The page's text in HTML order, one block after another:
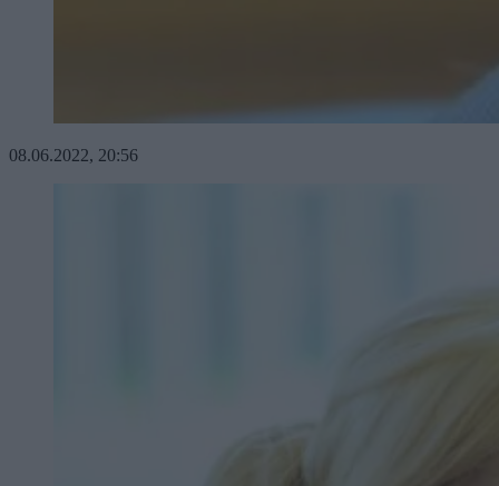
08.06.2022, 20:56